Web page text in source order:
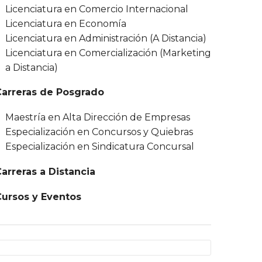
Licenciatura en Comercio Internacional
Licenciatura en Economía
Licenciatura en Administración (A Distancia)
Licenciatura en Comercialización (Marketing
a Distancia)
de Posgrado
Maestría en Alta Dirección de Empresas
Especialización en Concursos y Quiebras
Especialización en Sindicatura Concursal
a Distancia
y Eventos